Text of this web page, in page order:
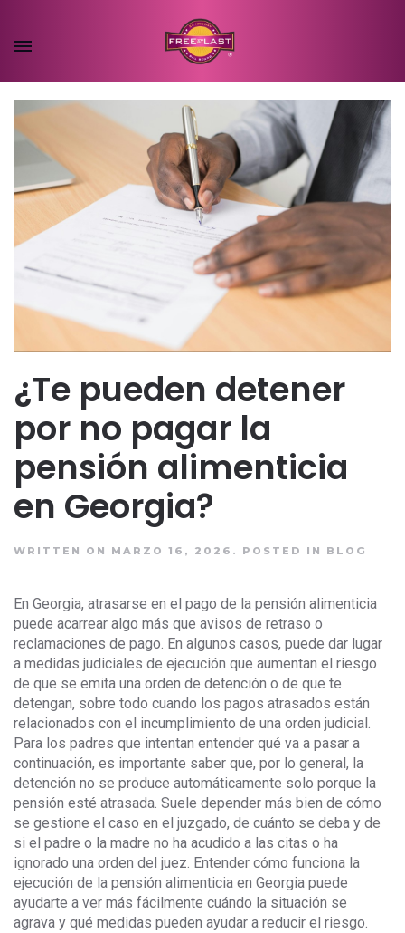
¿Te pueden detener
por no pagar la
pensión alimenticia
en Georgia?
WRITTEN ON MARZO 16, 2026. POSTED IN BLOG
En Georgia, atrasarse en el pago de la pensión alimenticia
puede acarrear algo más que avisos de retraso o
reclamaciones de pago. En algunos casos, puede dar lugar
a medidas judiciales de ejecución que aumentan el riesgo
de que se emita una orden de detención o de que te
detengan, sobre todo cuando los pagos atrasados están
relacionados con el incumplimiento de una orden judicial.
Para los padres que intentan entender qué va a pasar a
continuación, es importante saber que, por lo general, la
detención no se produce automáticamente solo porque la
pensión esté atrasada. Suele depender más bien de cómo
se gestione el caso en el juzgado, de cuánto se deba y de
si el padre o la madre no ha acudido a las citas o ha
ignorado una orden del juez. Entender cómo funciona la
ejecución de la pensión alimenticia en Georgia puede
ayudarte a ver más fácilmente cuándo la situación se
agrava y qué medidas pueden ayudar a reducir el riesgo.